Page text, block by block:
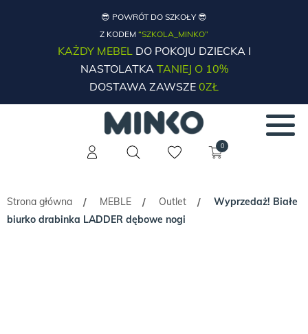
😎 POWRÓT DO SZKOŁY 😎
Z KODEM “SZKOLA_MINKO”
KAŻDY MEBELDO POKOJU DZIECKA I
NASTOLATKATANIEJ O 10%
DOSTAWA ZAWSZE 0ZŁ
0
Strona główna / MEBLE / Outlet /
Wyprzedaż! Białe
biurko drabinka LADDER dębowe nogi